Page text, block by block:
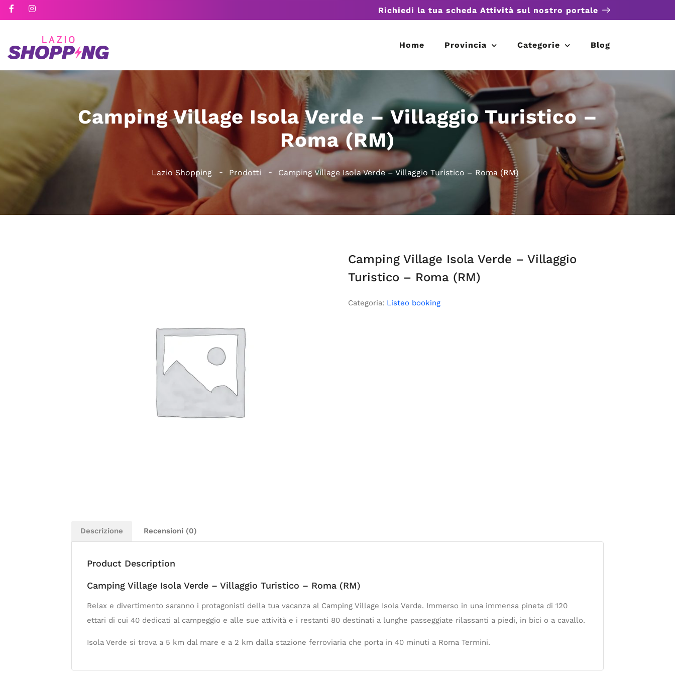
Richiedi la tua scheda Attività sul nostro portale
Home Provincia Categorie Blog
Camping Village Isola Verde – Villaggio Turistico –
Roma (RM)
Lazio Shopping Prodotti Camping Village Isola Verde – Villaggio Turistico – Roma (RM)
Camping Village Isola Verde – Villaggio
Turistico – Roma (RM)
Categoria: Listeo booking
Descrizione Recensioni (0)
Product Description
Camping Village Isola Verde – Villaggio Turistico – Roma (RM)
Relax e divertimento saranno i protagonisti della tua vacanza al Camping Village Isola Verde. Immerso in una immensa pineta di 120
ettari di cui 40 dedicati al campeggio e alle sue attività e i restanti 80 destinati a lunghe passeggiate rilassanti a piedi, in bici o a cavallo.
Isola Verde si trova a 5 km dal mare e a 2 km dalla stazione ferroviaria che porta in 40 minuti a Roma Termini.